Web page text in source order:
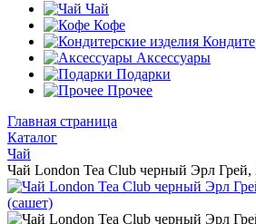
Чай
Кофе
Аксессуары
Подарки
Прочее
Главная страница
Каталог
Чай
Чай London Tea Club черный Эрл Грей,